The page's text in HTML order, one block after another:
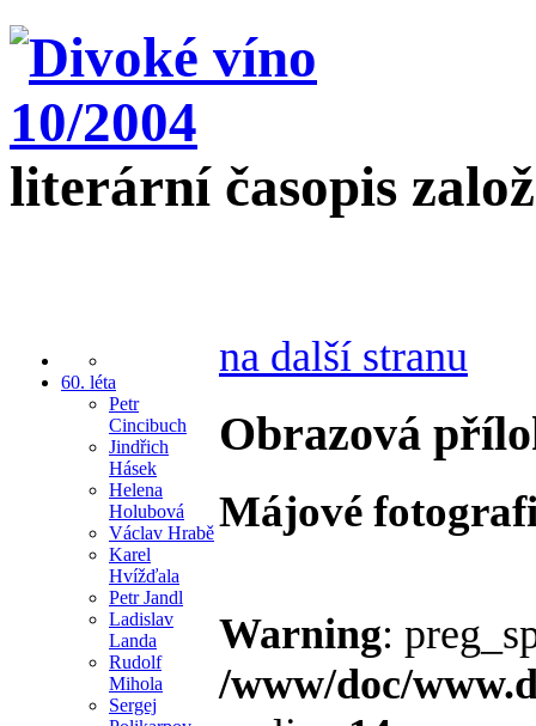
literární časopis
60. léta
Petr
Cincibuch
Jindřich
Hásek
Helena
Holubová
Václav Hrabě
Karel
Hvížďala
Petr Jandl
Ladislav
Landa
Rudolf
Mihola
Sergej
na další stranu
Obrazová
Májové
Warning:
/www/doc/